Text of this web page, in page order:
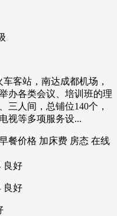
客站，南达成都机场，
办各类会议、培训班的理
三人间，总铺位140个，
视等多项服务设...
价格 加床费 房态 在线
良好
良好